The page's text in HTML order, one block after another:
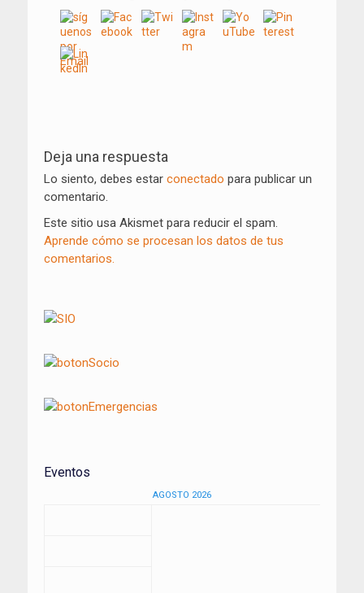
de
entradas
Deja una respuesta
Lo siento, debes estar conectado para publicar un
comentario.
Este sitio usa Akismet para reducir el spam.
Aprende cómo se procesan los datos de tus
comentarios.
Eventos
AGOSTO 2026